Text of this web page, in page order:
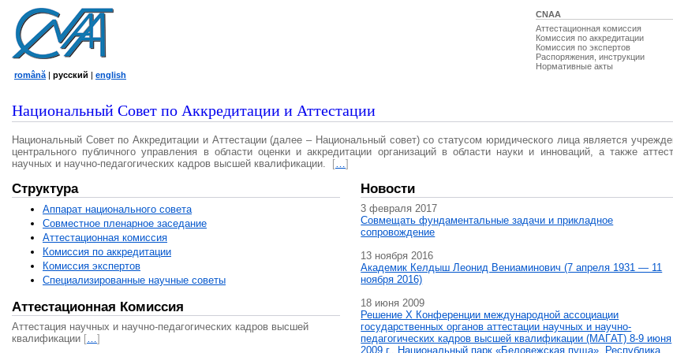
CNAA
Аттестационная комиссия
Комиссия по аккредитации
Комиссия по экспертов
Распоряжения, инструкции
Нормативные акты
română | русский | english
Национальный Совет по Аккредитации и Аттестации
Национальный Совет по Аккредитации и Аттестации (далее – Национальный совет) со статусом юридического лица является
центрального публичного управления в области оценки и аккредитации организаций в области науки и инноваций, а также
научных и научно-педагогических кадров высшей квалификации.
[…]
Структура
Аппарат национального совета
Совместное пленарное заседание
Аттестационная комисcия
Комиссия по аккредитации
Комиссия экспертов
Специализированные научные советы
Аттестационная Комиссия
Аттестация научных и научно-педагогических кадров высшей
квалификации […]
Новости
3 февраля 2017
Совмещать фундаментальные задачи и прикладное
сопровождение
13 ноября 2016
Академик Келдыш Леонид Вениаминович (7 апреля 1931 — 11
ноября 2016)
18 июня 2009
Решение X Конференции международной ассоциации
государственных органов аттестации научных и научно-
педагогических кадров высшей квалификации (МАГAT) 8-9 июня
2009 г., Национальный парк «Беловежская пуща», Республика